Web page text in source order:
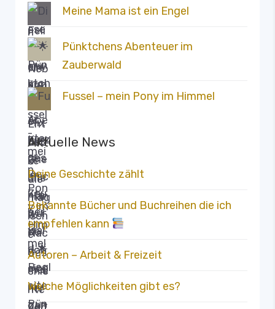
Meine Mama ist ein Engel
Pünktchens Abenteuer im
Zauberwald
Fussel – mein Pony im Himmel
Aktuelle News
Deine Geschichte zählt
Bekannte Bücher und Buchreihen die ich
empfehlen kann
Autoren – Arbeit & Freizeit
Welche Möglichkeiten gibt es?